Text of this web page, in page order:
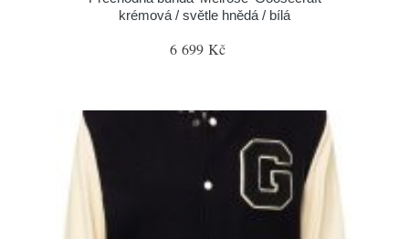
krémová / světle hnědá / bílá
6 699 Kč